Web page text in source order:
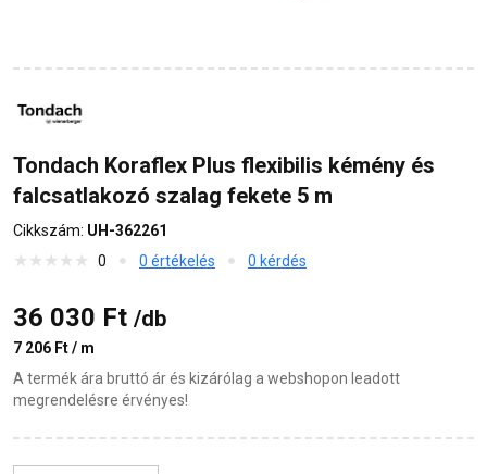
Tondach Koraflex Plus flexibilis kémény és
falcsatlakozó szalag fekete 5 m
Cikkszám: UH-362261
0
0 értékelés 0 kérdés
36 030 Ft /db
7 206 Ft / m
A termék ára bruttó ár és kizárólag a webshopon leadott
megrendelésre érvényes!